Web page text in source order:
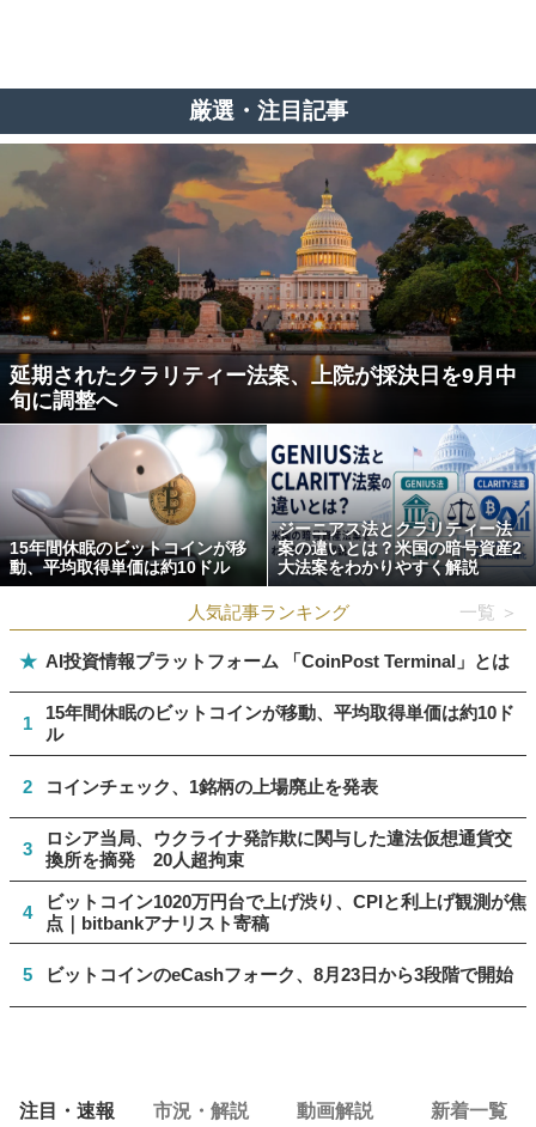
厳選・注目記事
延期されたクラリティー法案、上院が採決日を9月中
旬に調整へ
15年間休眠のビットコインが移
動、平均取得単価は約10ドル
ジーニアス法とクラリティー法
案の違いとは？米国の暗号資産2
大法案をわかりやすく解説
人気記事ランキング 一覧 ＞
★ AI投資情報プラットフォーム 「CoinPost Terminal」とは
1
15年間休眠のビットコインが移動、平均取得単価は約10ド
ル
2 コインチェック、1銘柄の上場廃止を発表
3
ロシア当局、ウクライナ発詐欺に関与した違法仮想通貨交
換所を摘発 20人超拘束
4
ビットコイン1020万円台で上げ渋り、CPIと利上げ観測が焦
点｜bitbankアナリスト寄稿
5 ビットコインのeCashフォーク、8月23日から3段階で開始
注目・速報 市況・解説 動画解説 新着一覧